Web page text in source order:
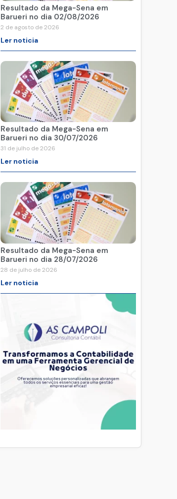
Resultado da Mega-Sena em
Barueri no dia 02/08/2026
2 de agosto de 2026
Ler noticia
Resultado da Mega-Sena em
Barueri no dia 30/07/2026
31 de julho de 2026
Ler noticia
Resultado da Mega-Sena em
Barueri no dia 28/07/2026
28 de julho de 2026
Ler noticia